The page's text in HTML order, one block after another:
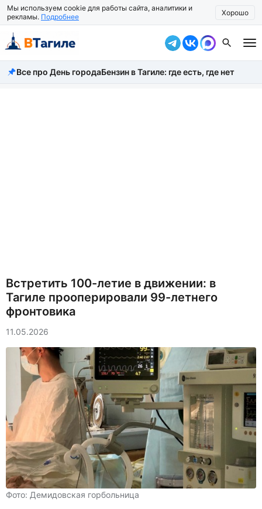
Мы используем cookie для работы сайта, аналитики и
рекламы. Подробнее Хорошо
Все новости
Все про День городаБензин в Тагиле: где есть, где нет
Встретить 100-летие в движении: в
Тагиле прооперировали 99-летнего
фронтовика
11.05.2026
Фото: Демидовская горбольница